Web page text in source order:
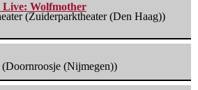
Wolfmother
(Zuiderparktheater (Den Haag))
(Nijmegen))